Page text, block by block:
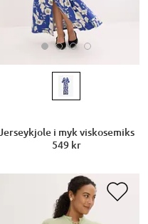
Jerseykjole i myk viskosemiks
549 kr